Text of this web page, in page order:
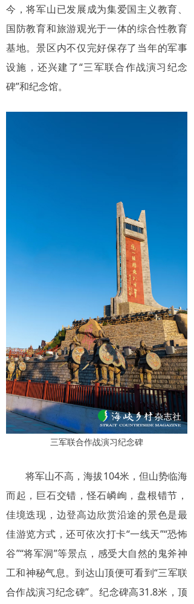
今，将军山已发展成为集爱国主义教育、
国防教育和旅游观光于一体的综合性教育
基地。景区内不仅完好保存了当年的军事
设施，还兴建了“三军联合作战演习纪念
碑”和纪念馆。
三军联合作战演习纪念碑
将军山不高，海拔104米，但山势临海
而起，巨石交错，怪石嶙峋，盘根错节，
佳境迭现，边登高边欣赏沿途的景色是最
佳游览方式，还可依次打卡“一线天”“恐怖
谷”“将军洞”等景点，感受大自然的鬼斧神
工和神秘气息。到达山顶便可看到“三军联
合作战演习纪念碑”。纪念碑高31.8米，顶